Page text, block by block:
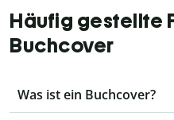
Häufig gestellte
Buchcover
Was ist ein Buchcover?